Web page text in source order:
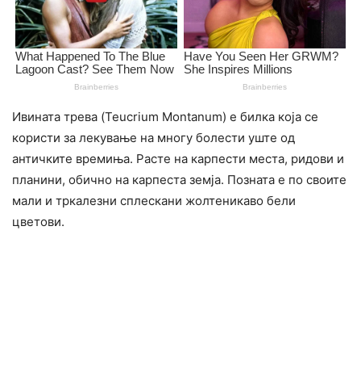
Ивината трева (Teucrium Montanum) е билка која се
користи за лекување на многу болести уште од
античките времиња. Расте на карпести места, ридови и
планини, обично на карпеста земја. Позната е по своите
мали и тркалезни сплескани жолтеникаво бели
цветови.